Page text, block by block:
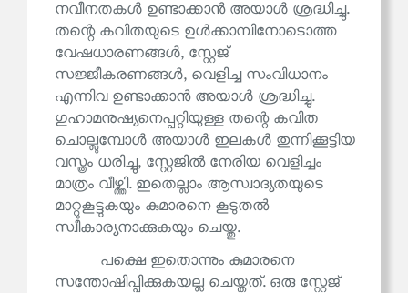
നവീനതകൾ ഉണ്ടാക്കാൻ അയാൾ ശ്രദ്ധിച്ചു.
തന്റെ കവിതയുടെ ഉൾക്കാമ്പിനോടൊത്ത
വേഷധാരണങ്ങൾ, സ്റ്റേജ്
സജ്ജീകരണങ്ങൾ, വെളിച്ച സംവിധാനം
എന്നിവ ഉണ്ടാക്കാൻ അയാൾ ശ്രദ്ധിച്ചു.
ഗുഹാമനുഷ്യനെപ്പറ്റിയുള്ള തന്റെ കവിത
ചൊല്ലുമ്പോൾ അയാൾ ഇലകൾ തുന്നിക്കൂട്ടിയ
വസ്ത്രം ധരിച്ചു, സ്റ്റേജിൽ നേരിയ വെളിച്ചം
മാത്രം വീഴ്ത്തി. ഇതെല്ലാം ആസ്വാദ്യതയുടെ
മാറ്റുകൂട്ടുകയും കുമാരനെ കൂടുതൽ
സ്വീകാര്യനാക്കുകയും ചെയ്തു.
പക്ഷെ ഇതൊന്നും കുമാരനെ
സന്തോഷിപ്പിക്കുകയല്ല ചെയ്തത്. ഒരു സ്റ്റേജ്